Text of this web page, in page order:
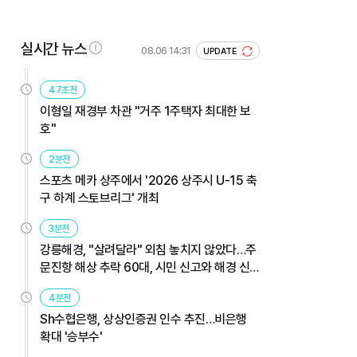
실시간 뉴스 08.06 14:31 UPDATE
47초전
이형일 재경부 차관 "거주 1주택자 최대한 보
호"
2분전
스포츠 메카 상주에서 '2026 상주시 U-15 축
구 하계 스토브리그' 개최
3분전
강릉해경, "살려달라" 외침 놓치지 않았다…주
문진항 해상 추락 60대, 시민 신고와 해경 신
속 대응으로 무사 구조
4분전
Sh수협은행, 상상인증권 인수 추진…비은행
확대 '승부수'